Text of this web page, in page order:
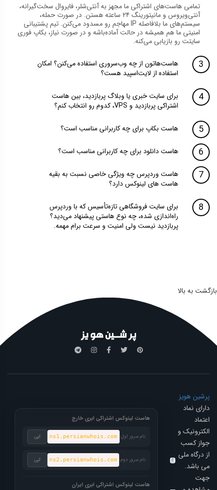
تمامی هاست‌های اشتراکی ما مجهز به آنتی‌شلر، فایروال سخت‌گیرانه،
آنتی‌ویروس و مانیتورینگ ۲۴ ساعته هستن. در صورت حمله،
سیستم‌های ما بلافاصله IP مهاجم رو مسدود می‌کنن. تیم پشتیبانی
امنیتی ما هم همیشه در حالت آماده‌باشه و در صورت نیاز، بکاپ فوری
سایتت رو بازیابی می‌کنه.
هاست‌هاتون از چه وب‌سروری استفاده می‌کنن؟ امکان
استفاده از لایت‌اسپید هست؟
برای سایت خبری یا وبلاگ پربازدید، بین هاست
اشتراکی پربازدید و VPS، کدوم رو انتخاب کنم؟
هاست بکاپ برای چه کاربرانی مناسب است؟
هاست دانلود برای چه کاربرانی مناسب است؟
هاست وردپرس چه ویژگی خاصی نسبت به بقیه
هاست های لینوکس دارد؟
برای سایت فروشگاهی تازه‌تأسیس که با وردپرس
راه‌اندازی شده، چه نوع هاستی پیشنهاد می‌دید؟
پربازدید نیست ولی امنیت و سرعت برام مهمه.
بازگشت به بالا
پرشین هویز
دارای نماد
اعتماد
الکترونیک و
جواز کسب
از درگاه ملی
می باشد.
جهت
هاست لینوکس اشتراکی ابری خارج
نام سرور اول: ns1.persianwhois.com کپی
نام سرور دوم: ns2.persianwhois.com کپی
هاست لینوکس اشتراکی ابری ایران